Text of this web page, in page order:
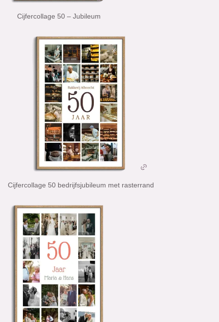
Cijfercollage 50 – Jubileum
Cijfercollage 50 bedrijfsjubileum met rasterrand